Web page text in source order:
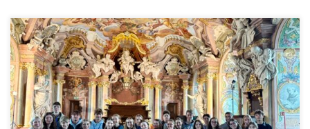
Am Samstag, den 20.09.25 ging es um kurz vor 11 Uhr mit der
Studienfahrt los und erst einmal mit dem Zug nach Dresden. Auf
dem Weg haben wir direkt aufgrund einer Verspätung des ersten
Zuges unseren Anschlusszug in Mannheim verpasst, weswegen wir